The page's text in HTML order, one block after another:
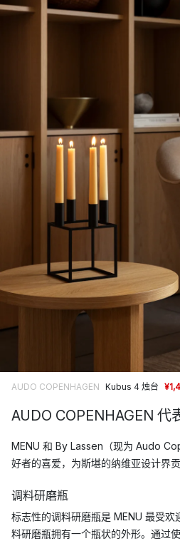
AUDO COPENHAGEN Kubus 4 烛台
AUDO COPENHAGEN 代
MENU 和 By Lassen（现为 Audo
好者的喜爱，为斯堪的纳维亚设计界
调料研磨瓶
标志性的调料研磨瓶是 MENU 最受欢
料研磨瓶拥有一个瓶状的外形。通过